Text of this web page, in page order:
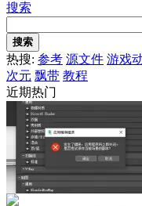
搜索
搜索
热搜: 参考 源文件 游戏
次元 飘带 教程
近期热门